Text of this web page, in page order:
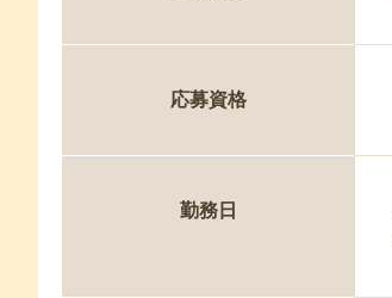
応募資格
勤務日